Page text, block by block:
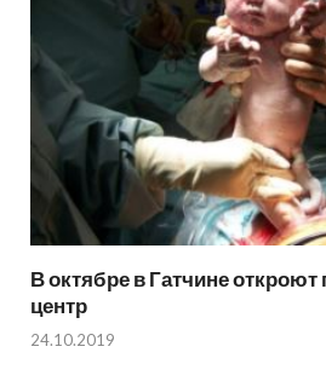
В октябре в Гатчине
центр
24.10.2019